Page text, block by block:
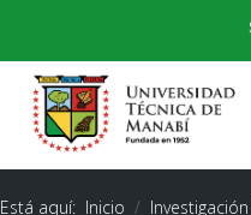
Está aquí: Inicio